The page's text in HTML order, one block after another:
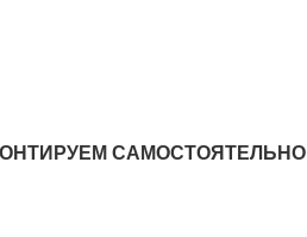
САМОСТОЯТЕЛЬНО